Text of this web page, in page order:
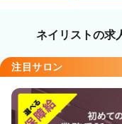
沿線・駅を選択
職種・技能ランク
美容師スタイリスト
ネイリストの求
注目サロン